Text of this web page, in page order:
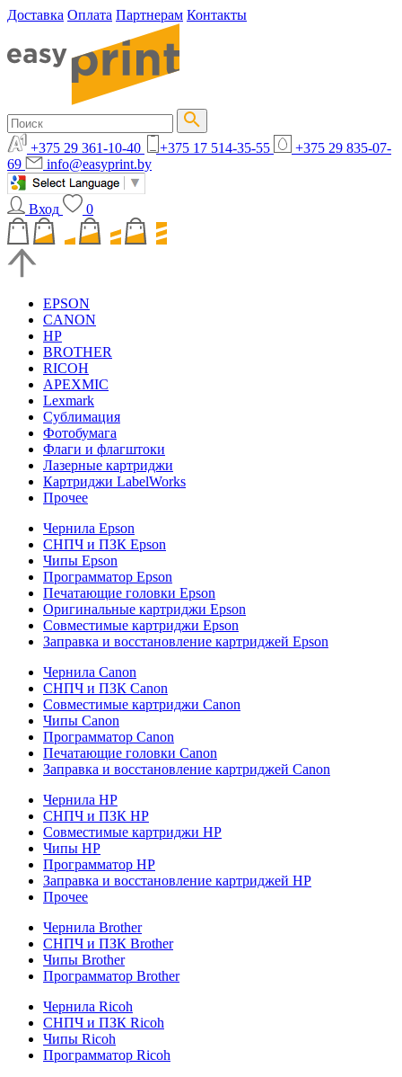
Доставка Оплата Партнерам Контакты
+375 29 361-10-40 +375 17 514-35-55
+375 29 835-07-
69
info@easyprint.by
Вход 0
EPSON
CANON
HP
BROTHER
RICOH
APEXMIC
Lexmark
Сублимация
Фотобумага
Флаги и флагштоки
Лазерные картриджи
Картриджи LabelWorks
Прочее
Чернила Epson
СНПЧ и ПЗК Epson
Чипы Epson
Программатор Epson
Печатающие головки Epson
Оригинальные картриджи Epson
Совместимые картриджи Epson
Заправка и восстановление картриджей Epson
Чернила Canon
СНПЧ и ПЗК Canon
Совместимые картриджи Canon
Чипы Canon
Программатор Canon
Печатающие головки Canon
Заправка и восстановление картриджей Canon
Чернила HP
СНПЧ и ПЗК HP
Совместимые картриджи HP
Чипы HP
Программатор HP
Заправка и восстановление картриджей HP
Прочее
Чернила Brother
СНПЧ и ПЗК Brother
Чипы Brother
Программатор Brother
Чернила Ricoh
СНПЧ и ПЗК Ricoh
Чипы Ricoh
Программатор Ricoh